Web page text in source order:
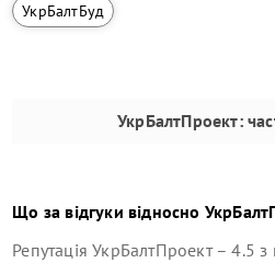
УкрБалтБуд
УкрБалтПроект:
Що за відгуки відносно
РепутаціяУкрБалтПроект–4.5 з